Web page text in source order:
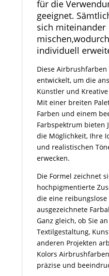
für die
geeignet.
sich miteinander
individuell
Diese
entwickelt, um die
Künstler und
Mit einer breiten
Farben und einem
Farbspektrum bieten
die Möglichkeit, Ihre
und realistischen
erwecken.
Die Formel zeichnet
hochpigmentierte
die eine
ausgezeichnete
Ganz gleich, ob Sie
Textilgestaltung,
anderen Projekten
Kolors
präzise und